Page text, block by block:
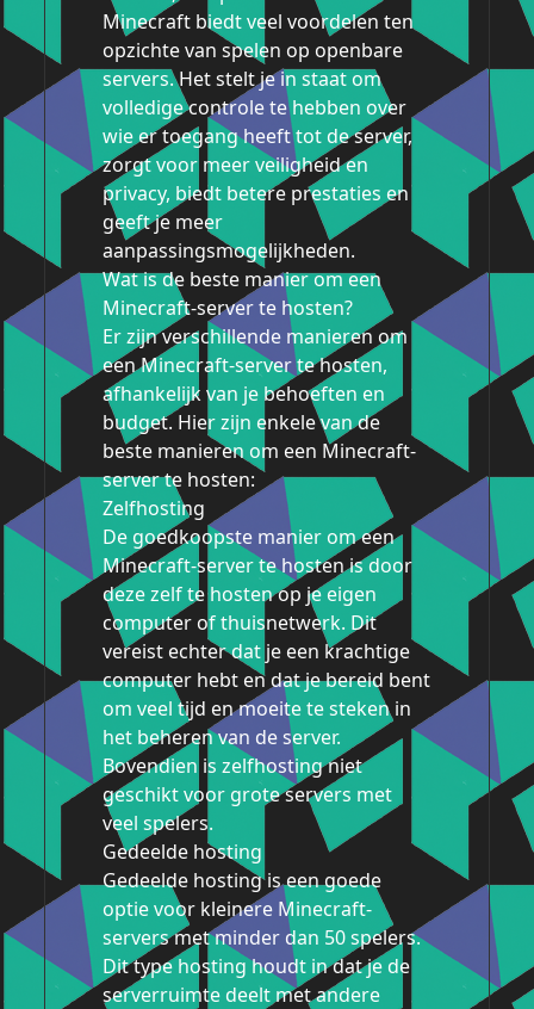
Minecraft biedt veel voordelen ten
opzichte van spelen op openbare
servers. Het stelt je in staat om
volledige controle te hebben over
wie er toegang heeft tot de server,
zorgt voor meer veiligheid en
privacy, biedt betere prestaties en
geeft je meer
aanpassingsmogelijkheden.
Wat is de beste manier om een ​​
Minecraft-server te hosten?
Er zijn verschillende manieren om
een ​​Minecraft-server te hosten,
afhankelijk van je behoeften en
budget. Hier zijn enkele van de
beste manieren om een ​​Minecraft-
server te hosten:
Zelfhosting
De goedkoopste manier om een ​​
Minecraft-server te hosten is door
deze zelf te hosten op je eigen
computer of thuisnetwerk. Dit
vereist echter dat je een krachtige
computer hebt en dat je bereid bent
om veel tijd en moeite te steken in
het beheren van de server.
Bovendien is zelfhosting niet
geschikt voor grote servers met
veel spelers.
Gedeelde hosting
Gedeelde hosting is een goede
optie voor kleinere Minecraft-
servers met minder dan 50 spelers.
Dit type hosting houdt in dat je de
serverruimte deelt met andere